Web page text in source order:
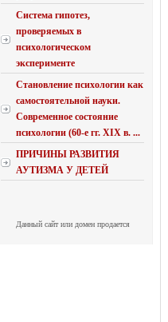
Система гипотез,
проверяемых в
психологическом
эксперименте
Становление психологии как
самостоятельной науки.
Современное состояние
психологии (60-е гг. XIX в. ...
ПРИЧИНЫ РАЗВИТИЯ
АУТИЗМА У ДЕТЕЙ
Данный сайт или домен продается